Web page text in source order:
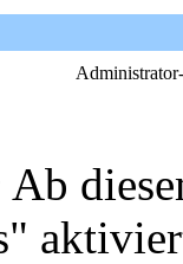
Ab